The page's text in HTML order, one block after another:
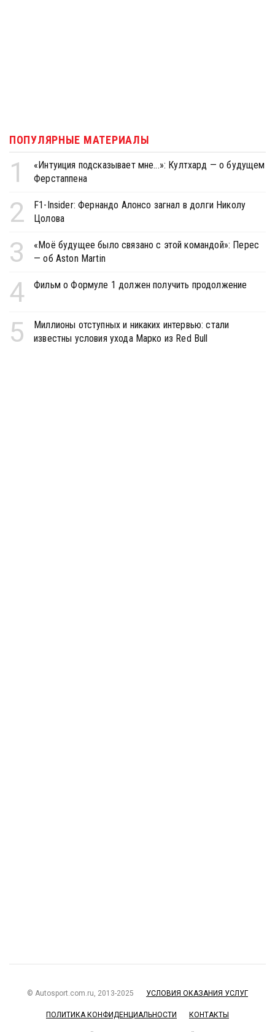
ПОПУЛЯРНЫЕ МАТЕРИАЛЫ
1
«Интуиция подсказывает мне...»: Култхард — о будущем
Ферстаппена
2
F1-Insider: Фернандо Алонсо загнал в долги Николу
Цолова
3
«Моё будущее было связано с этой командой»: Перес
— об Aston Martin
4 Фильм о Формуле 1 должен получить продолжение
5
Миллионы отступных и никаких интервью: стали
известны условия ухода Марко из Red Bull
© Autosport.com.ru, 2013-2025 УСЛОВИЯ ОКАЗАНИЯ УСЛУГ
ПОЛИТИКА КОНФИДЕНЦИАЛЬНОСТИ КОНТАКТЫ